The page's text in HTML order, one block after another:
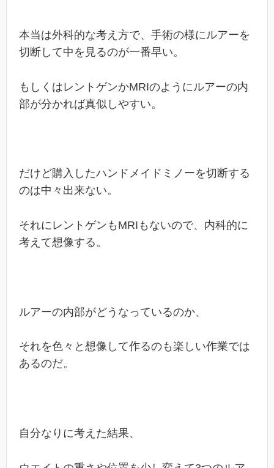
本当は外科的な考え方で、手術の様にルアーを
切断して中を見るのが一番早い。
もしくはレントゲンかMRIのようにルアーの内
部が分かれば真似しやすい。
だけど購入したハンドメイドミノーを切断する
のは中々出来ない。
それにレントゲンもMRIもないので、内科的に
考えて想像する。
ルアーの内部がどうなっているのか、
それを色々と想像して作るのも楽しい作業では
あるのだ。
自分なりに考えた結果、